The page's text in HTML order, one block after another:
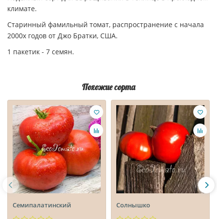
климате.
Старинный фамильный томат, распространение с начала
2000х годов от Джо Братки, США.
1 пакетик - 7 семян.
Похожие сорта
Семипалатинский Солнышко